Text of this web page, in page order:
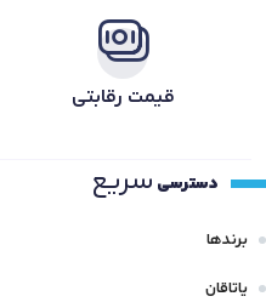
قیمت رقابتی
دسترسی سریع
برندها
یاتاقان